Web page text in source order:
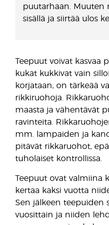
puutarhaan. Muuten
sisällä ja siirtää ulos
Teepuut voivat kasvaa
kukat kukkivat vain
korjataan, on tärkeää
rikkiruohoja.
maasta ja vähentävät
ravinteita.
mm. lampaiden ja
pitävät rikkaruohot,
tuholaiset kontrollissa.
Teepuut ovat valmiina
kertaa kaksi vuotta
Sen jälkeen teepuiden
vuosittain ja niiden